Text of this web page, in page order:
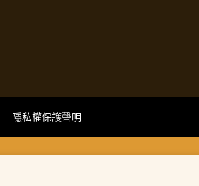
隱私權保護聲明